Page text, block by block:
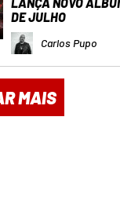
DE JULHO
Carlos Pupo
MAIS